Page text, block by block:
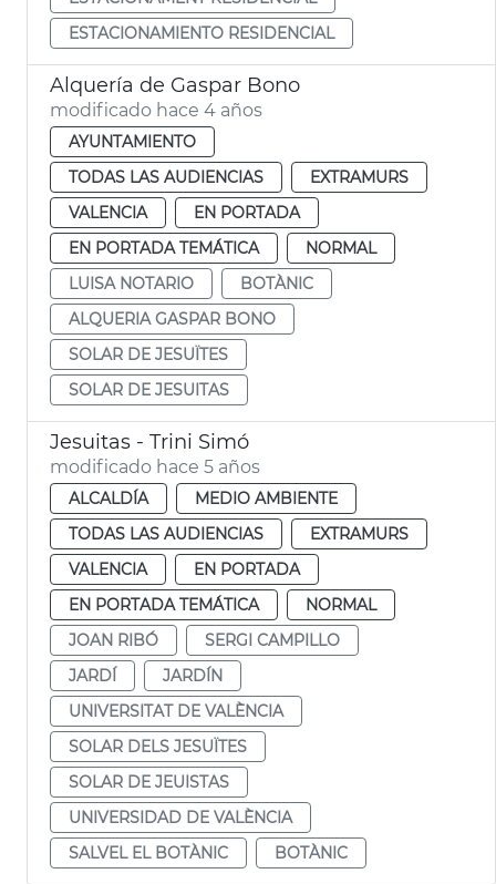
ESTACIONAMIENTO RESIDENCIAL
Alquería de Gaspar Bono
modificado hace 4 años
AYUNTAMIENTO
TODAS LAS AUDIENCIAS
EXTRAMURS
VALENCIA
EN PORTADA
EN PORTADA TEMÁTICA
NORMAL
LUISA NOTARIO
BOTÀNIC
ALQUERIA GASPAR BONO
SOLAR DE JESUÏTES
SOLAR DE JESUITAS
Jesuitas - Trini Simó
modificado hace 5 años
ALCALDÍA
MEDIO AMBIENTE
TODAS LAS AUDIENCIAS
EXTRAMURS
VALENCIA
EN PORTADA
EN PORTADA TEMÁTICA
NORMAL
JOAN RIBÓ
SERGI CAMPILLO
JARDÍ
JARDÍN
UNIVERSITAT DE VALÈNCIA
SOLAR DELS JESUÏTES
SOLAR DE JEUISTAS
UNIVERSIDAD DE VALÈNCIA
SALVEL EL BOTÀNIC
BOTÀNIC